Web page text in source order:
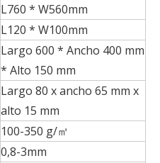
L760 * W560mm
L120 * W100mm
Largo 600 * Ancho 400 mm
* Alto 150 mm
Largo 80 x ancho 65 mm x
alto 15 mm
100-350 g/㎡
0,8-3mm